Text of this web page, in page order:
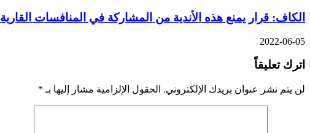
الكاف: قرار يمنع هذه الأندية من المشاركة في المنافسات القارية
2022-06-05
اترك تعليقاً
لن يتم نشر عنوان بريدك الإلكتروني. الحقول الإلزامية مشار إليها بـ *